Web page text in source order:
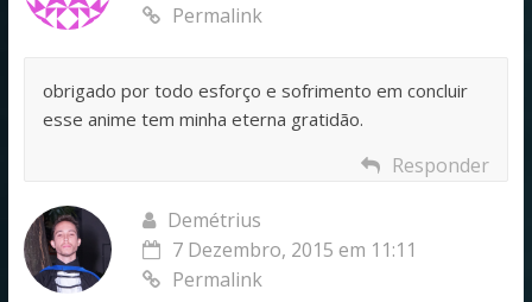
Permalink
obrigado por todo esforço e sofrimento em concluir
esse anime tem minha eterna gratidão.
Responder
Demétrius
7 Dezembro, 2015 em 11:11
Permalink